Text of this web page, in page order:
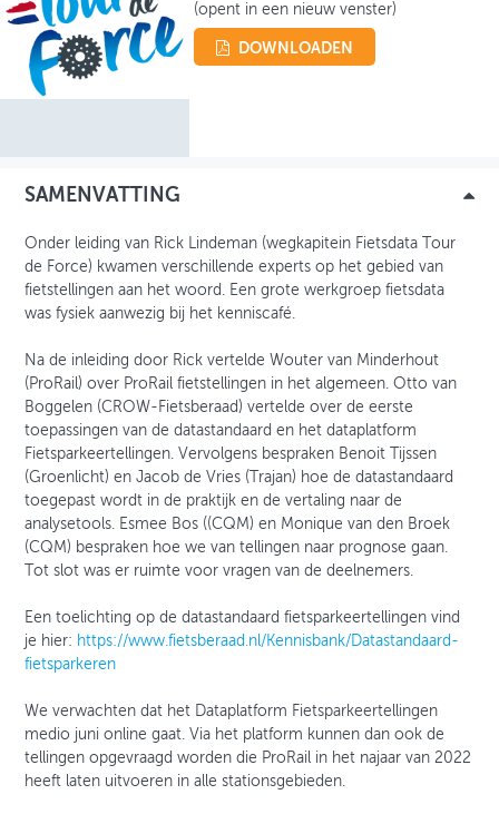
MIJN PROFIEL
GEBRUIKER
(opent in een nieuw venster)
DOWNLOADEN
SAMENVATTING
Onder leiding van Rick Lindeman (wegkapitein Fietsdata Tour
de Force) kwamen verschillende experts op het gebied van
fietstellingen aan het woord. Een grote werkgroep fietsdata
was fysiek aanwezig bij het kenniscafé.
Na de inleiding door Rick vertelde Wouter van Minderhout
(ProRail) over ProRail fietstellingen in het algemeen. Otto van
Boggelen (CROW-Fietsberaad) vertelde over de eerste
toepassingen van de datastandaard en het dataplatform
Fietsparkeertellingen. Vervolgens bespraken Benoit Tijssen
(Groenlicht) en Jacob de Vries (Trajan) hoe de datastandaard
toegepast wordt in de praktijk en de vertaling naar de
analysetools. Esmee Bos ((CQM) en Monique van den Broek
(CQM) bespraken hoe we van tellingen naar prognose gaan.
Tot slot was er ruimte voor vragen van de deelnemers.
Een toelichting op de datastandaard fietsparkeertellingen vind
je hier: https://www.fietsberaad.nl/Kennisbank/Datastandaard-
fietsparkeren
We verwachten dat het Dataplatform Fietsparkeertellingen
medio juni online gaat. Via het platform kunnen dan ook de
tellingen opgevraagd worden die ProRail in het najaar van 2022
heeft laten uitvoeren in alle stationsgebieden.